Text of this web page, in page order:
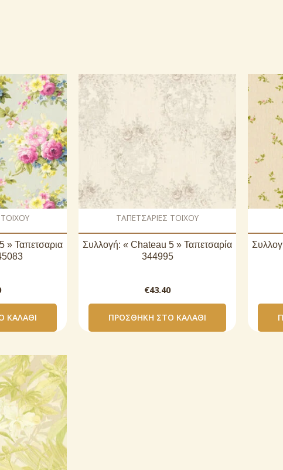
» Ταπετσαρια
ΚΑΛΆΘΙ
ΤΑΠΕΤΣΑΡΙΕΣ ΤΟΙΧΟΥ
Συλλογή: « Chateau 5 » Ταπετσαρία
344995
€43.40
ΠΡΟΣΘΉΚΗ ΣΤΟ ΚΑΛΆΘΙ